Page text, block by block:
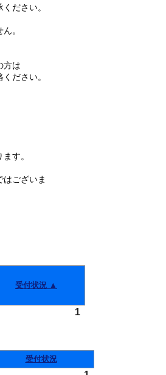
ださい。
。
方は
ださい。
す。
ございま
受付状況 ▲
1
受付状況